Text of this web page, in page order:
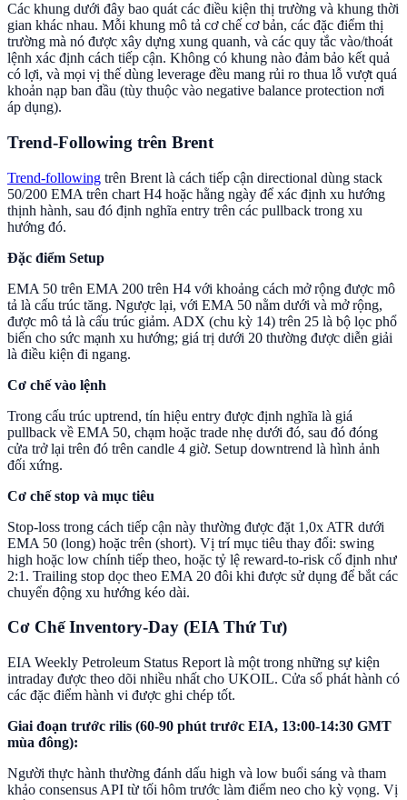
Các khung dưới đây bao quát các điều kiện thị trường và khung thời
gian khác nhau. Mỗi khung mô tả cơ chế cơ bản, các đặc điểm thị
trường mà nó được xây dựng xung quanh, và các quy tắc vào/thoát
lệnh xác định cách tiếp cận. Không có khung nào đảm bảo kết quả
có lợi, và mọi vị thế dùng leverage đều mang rủi ro thua lỗ vượt quá
khoản nạp ban đầu (tùy thuộc vào negative balance protection nơi
áp dụng).
Trend-Following trên Brent
Trend-following trên Brent là cách tiếp cận directional dùng stack
50/200 EMA trên chart H4 hoặc hằng ngày để xác định xu hướng
thịnh hành, sau đó định nghĩa entry trên các pullback trong xu
hướng đó.
Đặc điểm Setup
EMA 50 trên EMA 200 trên H4 với khoảng cách mở rộng được mô
tả là cấu trúc tăng. Ngược lại, với EMA 50 nằm dưới và mở rộng,
được mô tả là cấu trúc giảm. ADX (chu kỳ 14) trên 25 là bộ lọc phổ
biến cho sức mạnh xu hướng; giá trị dưới 20 thường được diễn giải
là điều kiện đi ngang.
Cơ chế vào lệnh
Trong cấu trúc uptrend, tín hiệu entry được định nghĩa là giá
pullback về EMA 50, chạm hoặc trade nhẹ dưới đó, sau đó đóng
cửa trở lại trên đó trên candle 4 giờ. Setup downtrend là hình ảnh
đối xứng.
Cơ chế stop và mục tiêu
Stop-loss trong cách tiếp cận này thường được đặt 1,0x ATR dưới
EMA 50 (long) hoặc trên (short). Vị trí mục tiêu thay đổi: swing
high hoặc low chính tiếp theo, hoặc tỷ lệ reward-to-risk cố định như
2:1. Trailing stop dọc theo EMA 20 đôi khi được sử dụng để bắt các
chuyển động xu hướng kéo dài.
Cơ Chế Inventory-Day (EIA Thứ Tư)
EIA Weekly Petroleum Status Report là một trong những sự kiện
intraday được theo dõi nhiều nhất cho UKOIL. Cửa sổ phát hành có
các đặc điểm hành vi được ghi chép tốt.
Giai đoạn trước rilis (60-90 phút trước EIA, 13:00-14:30 GMT
mùa đông):
Người thực hành thường đánh dấu high và low buổi sáng và tham
khảo consensus API từ tối hôm trước làm điểm neo cho kỳ vọng. Vị